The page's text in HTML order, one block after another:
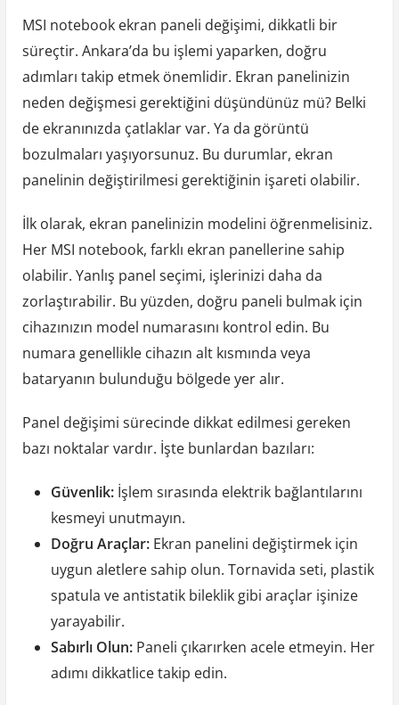
MSI notebook ekran paneli değişimi, dikkatli bir
süreçtir. Ankara’da bu işlemi yaparken, doğru
adımları takip etmek önemlidir. Ekran panelinizin
neden değişmesi gerektiğini düşündünüz mü? Belki
de ekranınızda çatlaklar var. Ya da görüntü
bozulmaları yaşıyorsunuz. Bu durumlar, ekran
panelinin değiştirilmesi gerektiğinin işareti olabilir.
İlk olarak, ekran panelinizin modelini öğrenmelisiniz.
Her MSI notebook, farklı ekran panellerine sahip
olabilir. Yanlış panel seçimi, işlerinizi daha da
zorlaştırabilir. Bu yüzden, doğru paneli bulmak için
cihazınızın model numarasını kontrol edin. Bu
numara genellikle cihazın alt kısmında veya
bataryanın bulunduğu bölgede yer alır.
Panel değişimi sürecinde dikkat edilmesi gereken
bazı noktalar vardır. İşte bunlardan bazıları:
Güvenlik:İşlem sırasında elektrik bağlantılarını
kesmeyi unutmayın.
Doğru Araçlar:Ekran panelini değiştirmek için
uygun aletlere sahip olun. Tornavida seti, plastik
spatula ve antistatik bileklik gibi araçlar işinize
yarayabilir.
Sabırlı Olun:Paneli çıkarırken acele etmeyin. Her
adımı dikkatlice takip edin.